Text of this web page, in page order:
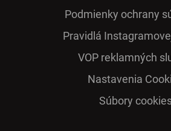
Podmienky ochrany
Pra­vidlá
VOP reklamných
Nastavenia
Súbory